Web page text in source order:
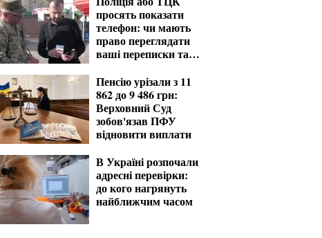
просять показати
телефон: чи мають
право переглядати
ваші переписки та
Пенсію урізали з 11
862 до 9 486 грн:
Верховний Суд
зобов'язав ПФУ
відновити виплати
В Україні розпочали
адресні перевірки:
до кого нагрянуть
найближчим часом